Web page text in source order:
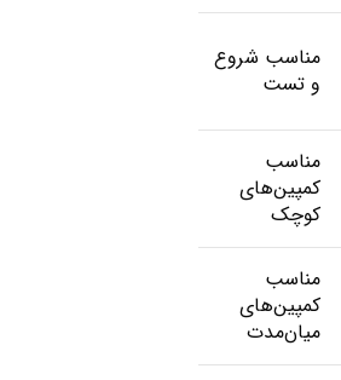
مناسب شروع
و تست
مناسب
کمپین‌های
کوچک
مناسب
کمپین‌های
میان‌مدت